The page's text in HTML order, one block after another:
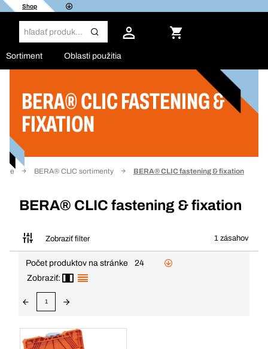
Shop
Sortiment Oblasti použitia
BERA® CLIC FASTENING &
FIXATION
BERA® CLIC sortimenty BERA® CLIC fastening & fixation
BERA® CLIC fastening & fixation
Zobraziť filter 1 zásahov
Filter
Počet produktov na stránke
24
Zobraziť:
1